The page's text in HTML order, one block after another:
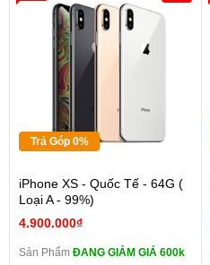
Trả Góp 0%
iPhone XS - Quốc Tế - 64G (
Loại A - 99%)
4.900.000₫
Sản Phẩm ĐANG GIẢM GIÁ 600k